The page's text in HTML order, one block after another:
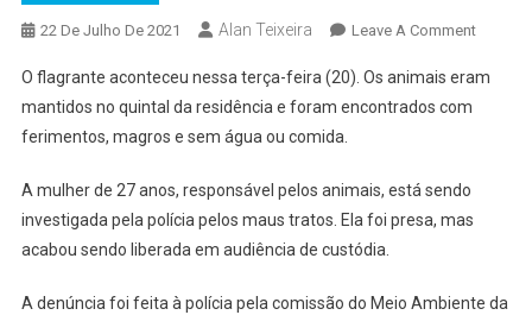
22 De Julho De 2021 Alan Teixeira Leave A CommentOn
SÃO
O flagrante aconteceu nessa terça-feira (20). Os animais eram
mantidos no quintal da residência e foram encontrados com
ferimentos, magros e sem água ou comida.
A mulher de 27 anos, responsável pelos animais, está sendo
investigada pela polícia pelos maus tratos. Ela foi presa, mas
acabou sendo liberada em audiência de custódia.
A denúncia foi feita à polícia pela comissão do Meio Ambiente da